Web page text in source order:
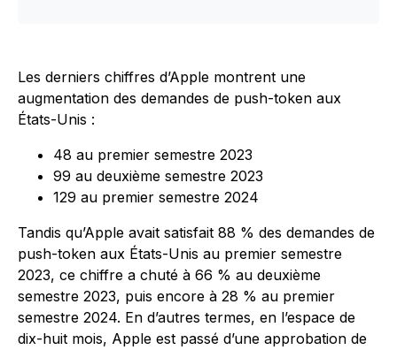
Les derniers chiffres d’Apple montrent une
augmentation des demandes de push-token aux
États-Unis :
48 au premier semestre 2023
99 au deuxième semestre 2023
129 au premier semestre 2024
Tandis qu’Apple avait satisfait 88 % des demandes de
push-token aux États-Unis au premier semestre
2023, ce chiffre a chuté à 66 % au deuxième
semestre 2023, puis encore à 28 % au premier
semestre 2024. En d’autres termes, en l’espace de
dix-huit mois, Apple est passé d’une approbation de